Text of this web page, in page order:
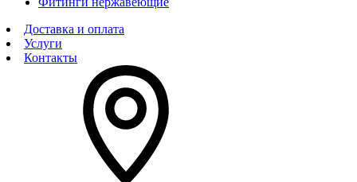
Доставка и оплата
Услуги
Контакты